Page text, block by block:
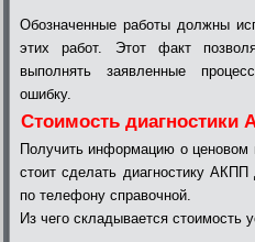
Обозначенные работы должны
этих работ. Этот факт
выполнять заявленные
ошибку.
Стоимость диагностики
Получить информацию о ценовом
стоит сделать диагностику
по телефону справочной.
Из чего складывается стоимость